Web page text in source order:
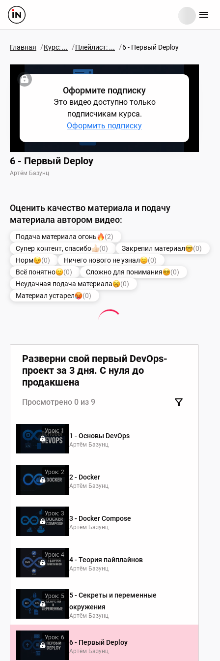
Главная /Курс: ... /Плейлист: ... /6 - Первый Deploy
Оформите подписку
Это видео доступно только
подписчикам курса.
Оформить подписку
6 - Первый Deploy
Артём Базунц
Оценить качество материала и подачу
материала автором видео:
Подача материала огонь
(2)
Супер контент, спасибо
(0) Закрепил материал
(0)
Норм
(0) Ничего нового не узнал
(0)
Всё понятно
(0) Сложно для понимания
(0)
Неудачная подача материала
(0)
Материал устарел
(0)
Разверни свой первый DevOps-
проект за 3 дня. С нуля до
продакшена
Просмотрено 0 из 9
Урок: 1
1 - Основы DevOps
Артём Базунц
Урок: 2
2 - Docker
Артём Базунц
Урок: 3
3 - Docker Compose
Артём Базунц
Урок: 4
4 - Теория пайплайнов
Артём Базунц
Урок: 5
5 - Секреты и переменные
окружения
Артём Базунц
Урок: 6
6 - Первый Deploy
Артём Базунц